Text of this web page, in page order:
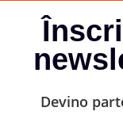
Devino